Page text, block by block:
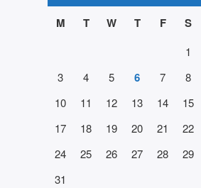
M
T W T F S
1
3
4 5 6 7 8
10
11 12 13 14 15
17
18 19 20 21 22
24
25 26 27 28 29
31